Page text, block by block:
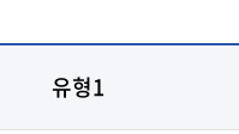
유형1